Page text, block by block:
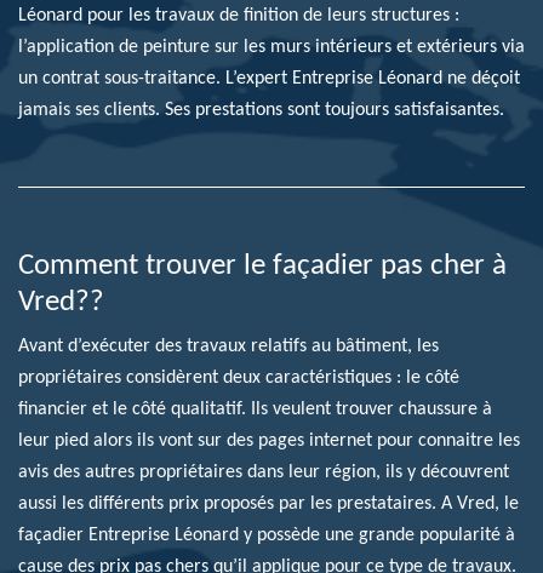
Léonard pour les travaux de finition de leurs structures :
l’application de peinture sur les murs intérieurs et extérieurs via
un contrat sous-traitance. L’expert Entreprise Léonard ne déçoit
jamais ses clients. Ses prestations sont toujours satisfaisantes.
Comment trouver le façadier pas cher à
Vred??
Avant d’exécuter des travaux relatifs au bâtiment, les
propriétaires considèrent deux caractéristiques : le côté
financier et le côté qualitatif. Ils veulent trouver chaussure à
leur pied alors ils vont sur des pages internet pour connaitre les
avis des autres propriétaires dans leur région, ils y découvrent
aussi les différents prix proposés par les prestataires. A Vred, le
façadier Entreprise Léonard y possède une grande popularité à
cause des prix pas chers qu’il applique pour ce type de travaux.